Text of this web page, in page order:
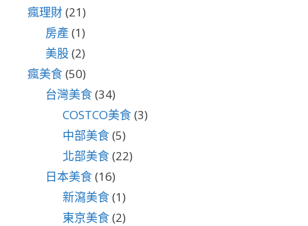
瘋理財(21)
房產 (1)
美股(2)
瘋美食(50)
台灣美食(34)
COSTCO美食(3)
中部美食(5)
北部美食(22)
日本美食(16)
新瀉美食(1)
東京美食(2)